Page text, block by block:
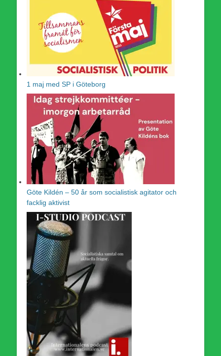
1 maj med SP i Göteborg
Göte Kildén – 50 år som socialistisk agitator och
facklig aktivist